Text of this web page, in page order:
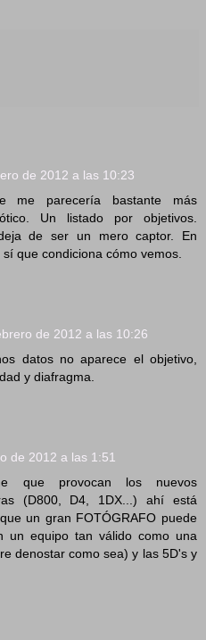
de 2012 a las 10:23
me parecería bastante más
Un listado por objetivos.
de ser un mero captor. En
que condiciona cómo vemos.
de 2012 a las 10:26
datos no aparece el objetivo,
y diafragma.
de 2012 a las 1:51
que provocan los nuevos
(D800, D4, 1DX...) ahí está
un gran FOTÓGRAFO puede
un equipo tan válido como una
denostar como sea) y las 5D's y